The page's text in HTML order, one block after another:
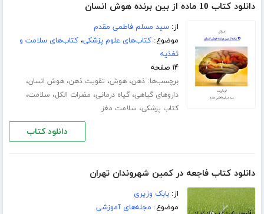
دانلود کتاب 10 ماده از بین برنده هوش انسان
از:سید مسلم فاطمی مقدم
موضوع:کتاب‌های علوم پزشکی،کتاب‌های سلامت و
تغذیه
۱۴ صفحه
برچسب‌ها:ذهن،هوش، تقویت ذهن،هوش انسان،
داروهای گیاهی،گیاه درمانی، مضرات الکل، سلامت،
کتاب پزشکی، سلامت مغز
دانلود کتاب
دانلود کتاب فاجعه در کمین شهروندان تهران
از:بابک وزیری
موضوع: مجله‌های آموزشی